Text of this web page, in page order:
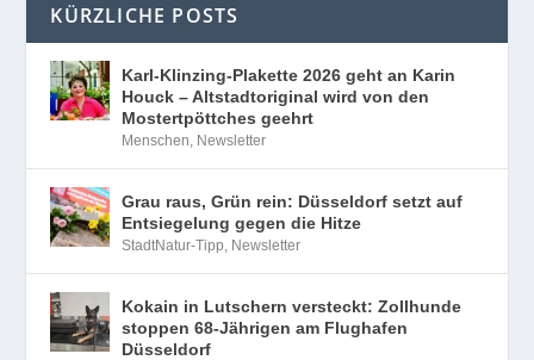
KÜRZLICHE POSTS
Karl-Klinzing-Plakette 2026 geht an Karin
Houck – Altstadtoriginal wird von den
Mostertpöttches geehrt
Menschen Newsletter
Grau raus, Grün rein: Düsseldorf setzt auf
Entsiegelung gegen die Hitze
StadtNatur-Tipp Newsletter
Kokain in Lutschern versteckt: Zollhunde
stoppen 68-Jährigen am Flughafen
Düsseldorf